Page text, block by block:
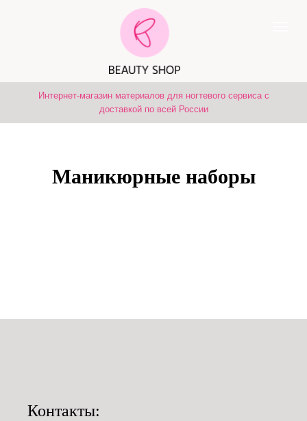
Интернет-магазин материалов для ногтевого сервиса с
доставкой по всей России
Маникюрные наборы
Контакты: